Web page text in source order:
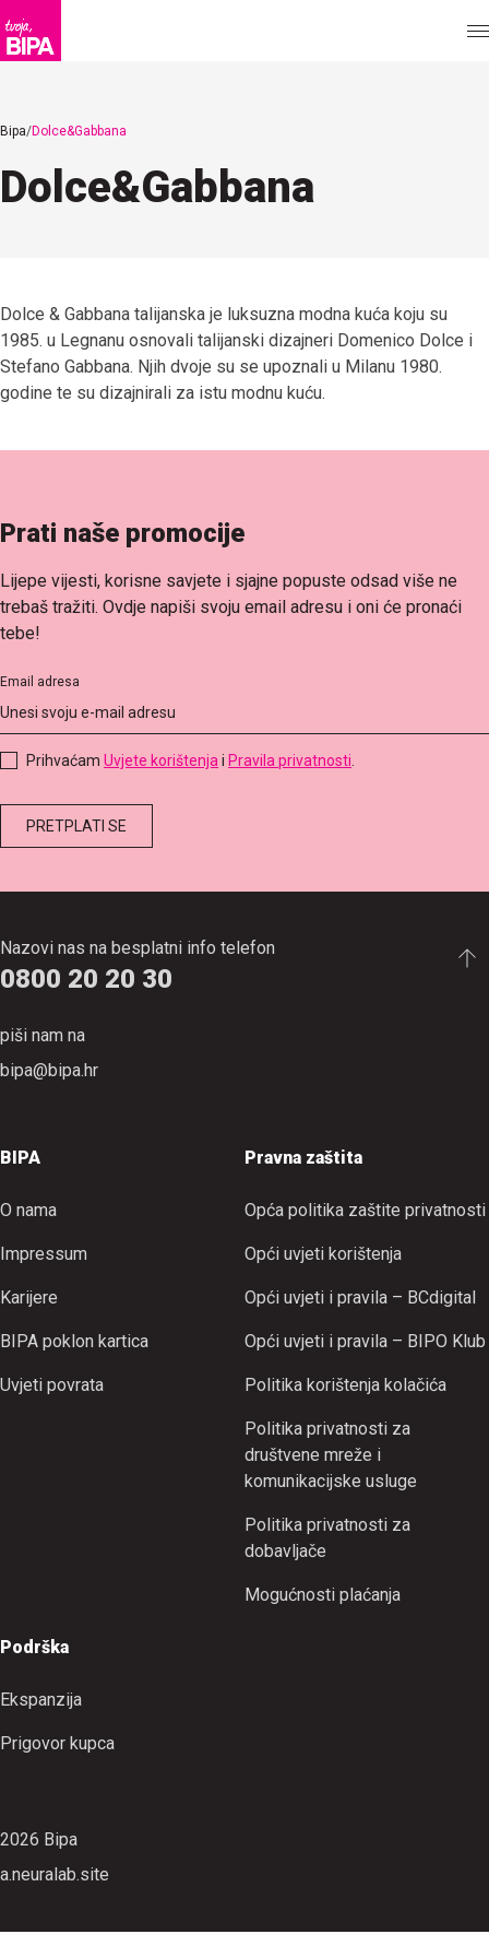
Bipa Dolce&Gabbana
Dolce&Gabbana
Dolce & Gabbana talijanska je luksuzna modna kuća koju su
1985. u Legnanu osnovali talijanski dizajneri Domenico Dolce i
Stefano Gabbana. Njih dvoje su se upoznali u Milanu 1980.
godine te su dizajnirali za istu modnu kuću.
Nazovi nas na besplatni info telefon
0800 20 20 30
piši nam na
bipa@bipa.hr
BIPA
O nama
Impressum
Karijere
BIPA poklon kartica
Uvjeti povrata
Pravna zaštita
Opća politika zaštite privatnosti
Opći uvjeti korištenja
Opći uvjeti i pravila – BCdigital
Opći uvjeti i pravila – BIPO Klub
Politika korištenja kolačića
Politika privatnosti za
društvene mreže i
komunikacijske usluge
Politika privatnosti za
dobavljače
Mogućnosti plaćanja
Podrška
Ekspanzija
Prigovor kupca
2026 Bipa
a.neuralab.site
Prati naše promocije
Lijepe vijesti, korisne savjete i sjajne popuste odsad više ne
trebaš tražiti. Ovdje napiši svoju email adresu i oni će pronaći
tebe!
Email adresa
Prihvaćam Uvjete korištenja i Pravila privatnosti